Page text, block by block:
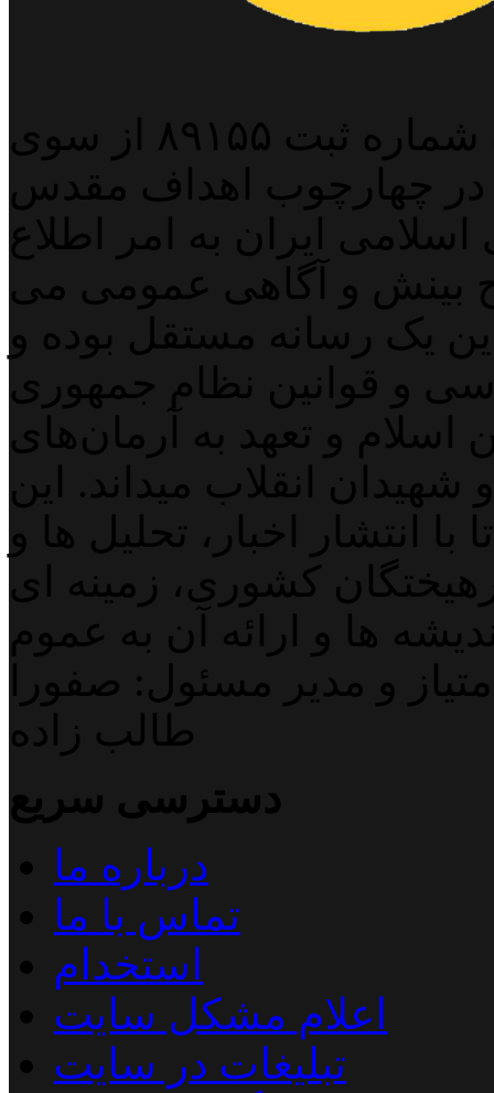
پایگاه خبری خبربین آنلاین به شماره ثبت ۸۹۱۵۵ از سوی
در چهارچوب اهداف مقدس
ایران به امر اطلاع
بینش و آگاهی عمومی می
یک رسانه مستقل بوده و
و قوانین نظام جمهوری
و تعهد به آرمان‌های
انقلاب میداند. این
انتشار اخبار، تحلیل ها و
کشوری، زمینه ای
ها و ارائه آن به عموم
و مدیر مسئول: صفورا
طالب زاده
دسترسی سریع
درباره ما
تماس با ما
استخدام
اعلام مشکل سایت
تبلیغات در سایت